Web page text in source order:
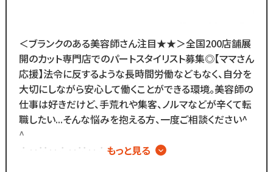
分からないことがあれば
すぐに聞くことができる環境です◎
メニューはカットのみなので
難しい業務内容はありません！
また、担当・予約制ではなく
お客様とは最低限しか
会話をしないスタイルなので
お客様との関係作りが苦手...
＜ブランクのある美容師さん注目★★＞全国200店舗展
開のカット専門店でのパートスタイリスト募集◎【ママさん
応援】法令に反するような長時間労働などもなく、自分を
大切にしながら安心して働くことができる環境。美容師の
仕事は好きだけど、手荒れや集客、ノルマなどが辛くて転
職したい...そんな悩みを抱える方、一度ご相談ください^
^
∴‥∵‥∴‥∵‥∴‥もっと見る